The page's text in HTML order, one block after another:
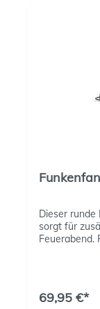
Dieser runde
sorgt für
Feuerabend.
- robust und
69,95 €*